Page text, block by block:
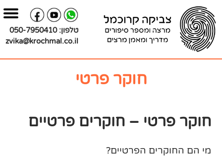
יצירת
קשר
עבור
לתוכן
טלפון:050-7950410
zvika@krochmal.co.il
חוקר פרטי
חוקר פרטי – חוקרים פרטיים
מי הם החוקרים הפרטיים?